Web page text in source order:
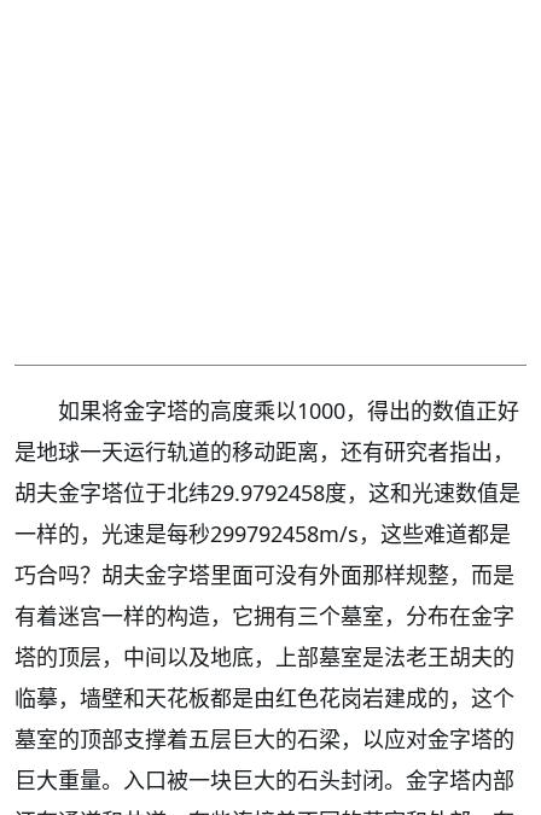
如果将金字塔的高度乘以1000，得出的数值正好
是地球一天运行轨道的移动距离，还有研究者指出，
胡夫金字塔位于北纬29.9792458度，这和光速数值是
一样的，光速是每秒299792458m/s，这些难道都是
巧合吗？胡夫金字塔里面可没有外面那样规整，而是
有着迷宫一样的构造，它拥有三个墓室，分布在金字
塔的顶层，中间以及地底，上部墓室是法老王胡夫的
临摹，墙壁和天花板都是由红色花岗岩建成的，这个
墓室的顶部支撑着五层巨大的石梁，以应对金字塔的
巨大重量。入口被一块巨大的石头封闭。金字塔内部